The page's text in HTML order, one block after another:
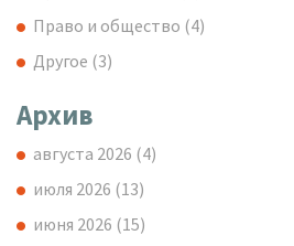
Право и общество (4)
Другое (3)
Архив
августа 2026 (4)
июля 2026 (13)
июня 2026 (15)